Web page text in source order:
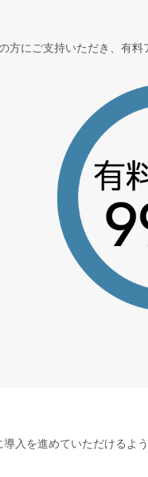
方にご支持いただき、有
導入を進めていただけるよ